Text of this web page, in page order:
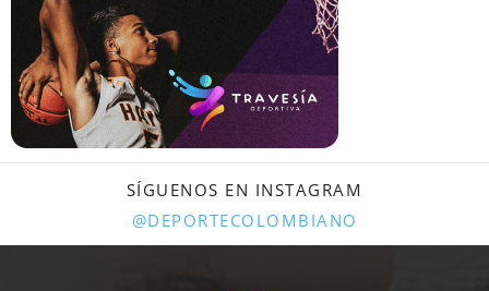
SÍGUENOS EN INSTAGRAM
@DEPORTECOLOMBIANO